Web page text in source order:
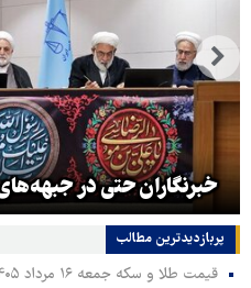
خبرنگاران حتی در
پربازدیدترین‌ مطالب
قیمت طلا و سکه جمعه ۱۶ مرداد ۱۴۰۵/ طلای ۱۸ عیار امروز چند؟